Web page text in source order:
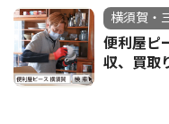
横須賀・
便利屋ピ
収、買取